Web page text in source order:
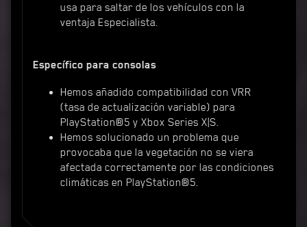
usa para saltar de los vehículos con la
ventaja Especialista.
Específico para consolas
Hemos añadido compatibilidad con VRR
(tasa de actualización variable) para
PlayStation®5 y Xbox Series X|S.
Hemos solucionado un problema que
provocaba que la vegetación no se viera
afectada correctamente por las condiciones
climáticas en PlayStation®5.